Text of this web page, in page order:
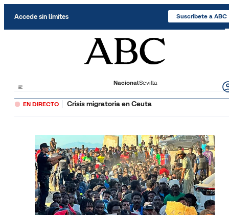
Accede sin límites Suscríbete a ABC
NacionalSevilla
EN DIRECTO Crisis migratoria en Ceuta